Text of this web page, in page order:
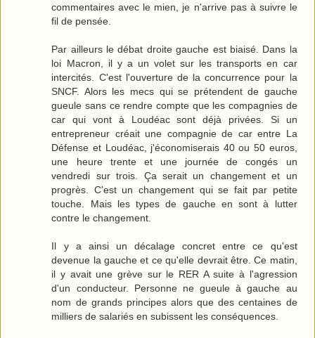
commentaires avec le mien, je n'arrive pas à suivre le
fil de pensée.
Par ailleurs le débat droite gauche est biaisé. Dans la
loi Macron, il y a un volet sur les transports en car
intercités. C'est l'ouverture de la concurrence pour la
SNCF. Alors les mecs qui se prétendent de gauche
gueule sans ce rendre compte que les compagnies de
car qui vont à Loudéac sont déjà privées. Si un
entrepreneur créait une compagnie de car entre La
Défense et Loudéac, j'économiserais 40 ou 50 euros,
une heure trente et une journée de congés un
vendredi sur trois. Ça serait un changement et un
progrès. C'est un changement qui se fait par petite
touche. Mais les types de gauche en sont à lutter
contre le changement.
Il y a ainsi un décalage concret entre ce qu'est
devenue la gauche et ce qu'elle devrait être. Ce matin,
il y avait une grève sur le RER A suite à l'agression
d'un conducteur. Personne ne gueule à gauche au
nom de grands principes alors que des centaines de
milliers de salariés en subissent les conséquences.